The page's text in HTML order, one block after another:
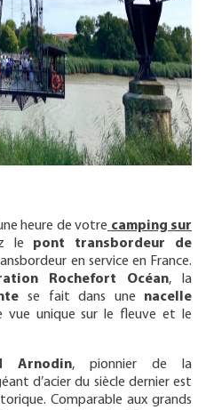
heure de votre camping sur
le pont transbordeur de
en service en France.
Rochefort Océan, la
se fait dans une nacelle
vue unique sur le fleuve et le
Arnodin, pionnier de la
d’acier du siècle dernier est
Comparable aux grands